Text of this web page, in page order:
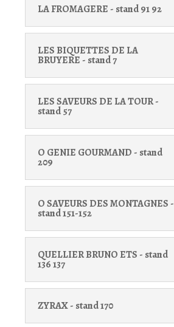
LA FROMAGERE - stand 91 92
LES BIQUETTES DE LA
BRUYERE - stand 7
LES SAVEURS DE LA TOUR -
stand 57
O GENIE GOURMAND - stand
209
O SAVEURS DES MONTAGNES -
stand 151-152
QUELLIER BRUNO ETS - stand
136 137
ZYRAX - stand 170